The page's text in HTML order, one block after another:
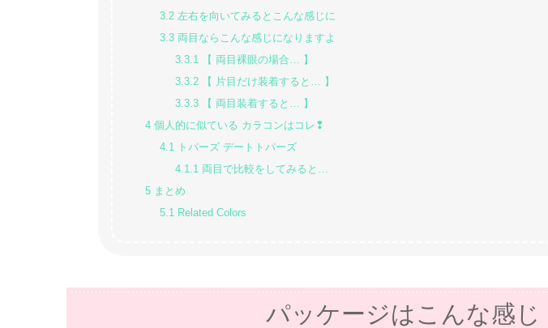
3.2 左右を向いてみるとこんな感じに
3.3 両目ならこんな感じになりますよ
3.3.1 【 両目裸眼の場合… 】
3.3.2 【 片目だけ装着すると… 】
3.3.3 【 両目装着すると… 】
4個人的に似ている カラコンはコレ❢
4.1 トパーズ デートトパーズ
4.1.1 両目で比較をしてみると…
5まとめ
5.1 Related Colors
パッケージはこんな感じ